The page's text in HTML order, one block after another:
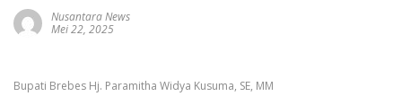
Nusantara News
Mei 22, 2025
Bupati Brebes Hj. Paramitha Widya Kusuma, SE, MM